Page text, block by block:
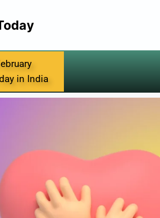
in India